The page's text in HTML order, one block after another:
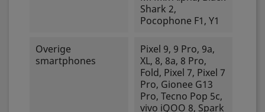
Shark 2,
Pocophone F1, Y1
Overige
smartphones
Pixel 9, 9 Pro, 9a,
XL, 8, 8a, 8 Pro,
Fold, Pixel 7, Pixel 7
Pro, Gionee G13
Pro, Tecno Pop 5c,
vivo iQOO 8, Spark